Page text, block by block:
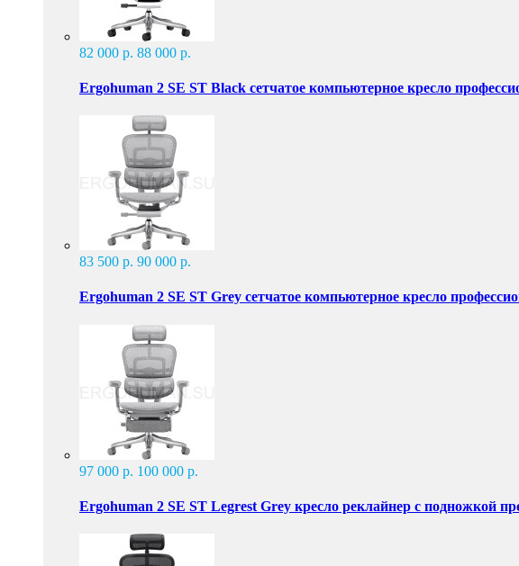
82 000 р. 88 000 р.
Ergohuman 2 SE ST Black сетчатое компьютерное кресло
83 500 р. 90 000 р.
Ergohuman 2 SE ST Grey сетчатое компьютерное кресло
97 000 р. 100 000 р.
Ergohuman 2 SE ST Legrest Grey кресло реклайнер с подножкой